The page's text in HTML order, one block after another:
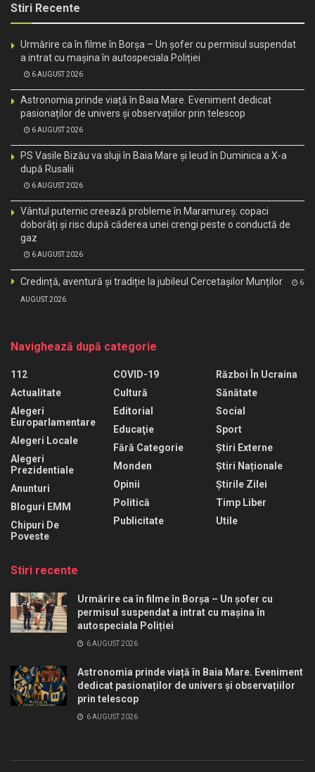
Stiri Recente
Urmărire ca în filme în Borșa – Un șofer cu permisul suspendat
a intrat cu mașina în autospeciala Poliției
6 AUGUST 2026
Astronomia prinde viață în Baia Mare. Eveniment dedicat
pasionaților de univers și observațiilor prin telescop
6 AUGUST 2026
PS Vasile Bizău va sluji în Baia Mare și Ieud în Duminica a X-a
după Rusalii
6 AUGUST 2026
Vântul puternic creează probleme în Maramureș: copaci
doborâți și risc după căderea unei crengi peste o conductă de
gaz
6 AUGUST 2026
Credință, aventură și tradiție la jubileul Cercetașilor Munților 6
AUGUST 2026
Navighează după categorie
112
Actualitate
Alegeri
Europarlamentare
Alegeri Locale
Alegeri
Prezidentiale
Anunturi
Bloguri EMM
Chipuri De
Poveste
COVID-19
Cultură
Editorial
Educaţie
Fără Categorie
Monden
Opinii
Politică
Publicitate
Război În Ucraina
Sănătate
Social
Sport
Știri Externe
Știri Naționale
Știrile Zilei
Timp Liber
Utile
Stiri recente
Urmărire ca în filme în Borșa – Un șofer cu
permisul suspendat a intrat cu mașina în
autospeciala Poliției
6 AUGUST 2026
Astronomia prinde viață în Baia Mare. Eveniment
dedicat pasionaților de univers și observațiilor
prin telescop
6 AUGUST 2026